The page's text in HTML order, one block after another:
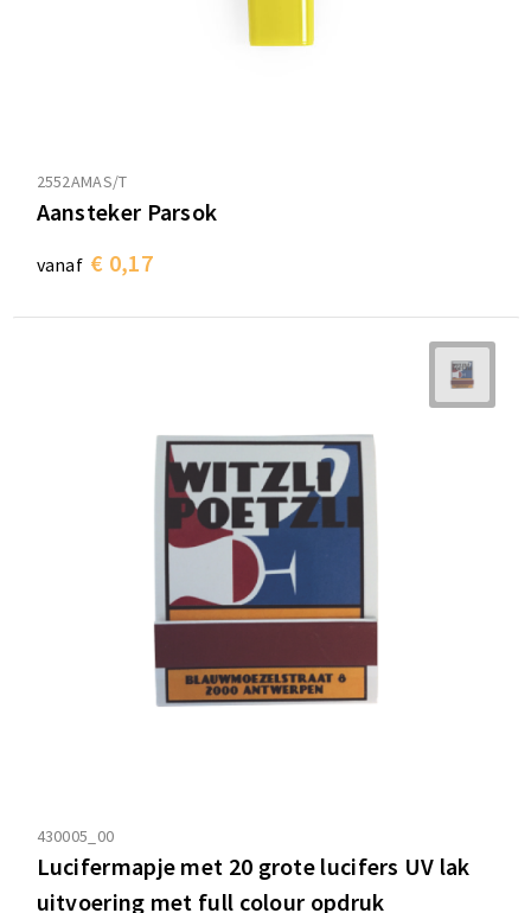
2552AMAS/T
Aansteker Parsok
vanaf € 0,17
430005_00
Lucifermapje met 20 grote lucifers UV lak
uitvoering met full colour opdruk